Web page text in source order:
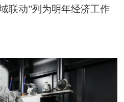
联动”列为明年经济工作